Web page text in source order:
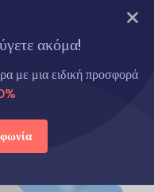
ΔΟΚΙΜΑΣΤΕ ΤΩΡΑ
ακόμα!
με μια ειδική προσφορά
λύσεις